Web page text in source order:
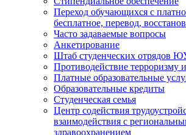
Переход обучающихся с
бесплатное, перевод,
Часто задаваемые вопросы
Анкетирование
Штаб студенческих отрядов
Противодействие терроризму
Платные образовательные
Образовательные кредиты
Студенческая семья
Центр содействия
взаимодействия с
здравоохранением